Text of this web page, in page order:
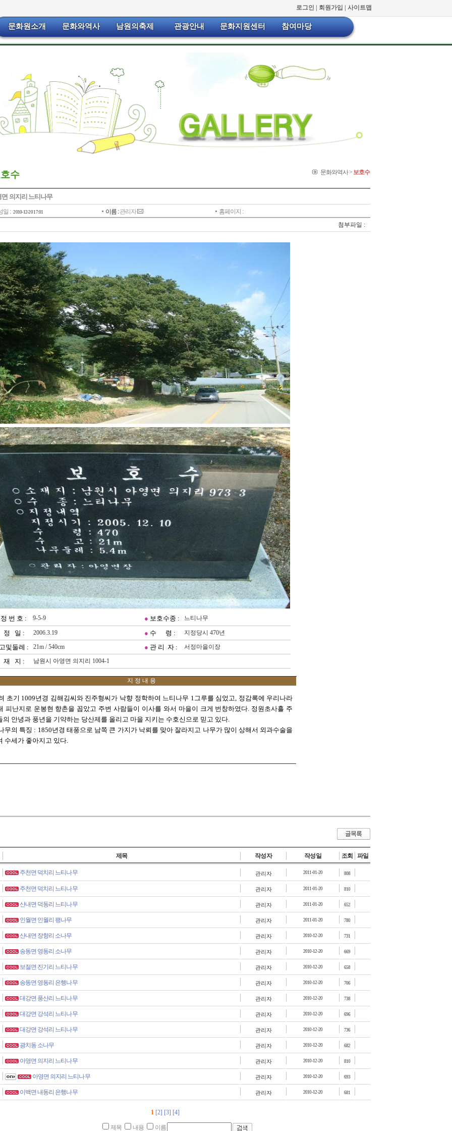
로그인 | 회원가입 | 사이트맵
문화원소개 문화와역사 남원의축제 관광안내 문화지원센터 참여마당
수 문화와역사 > 보호수
면 의지리 느티나무
일 : 2010-12-20 17:01 이름 :관리자
홈페이지 :
첨부파일 :
번 호 : 9-5-9 ● 보호수종 : 느티나무
정 일 : 2006.3.19 ● 수 령 : 지정당시 470년
및둘레 : 21m / 540cm ● 관 리 자 : 서정마을이장
재 지 : 남원시 아영면 의지리 1004-1
지 정 내 용
초기 1009년경 김해김씨와 진주형씨가 낙향 정학하여 느티나무 1그루를 심었고, 정감록에 우리나라
피난지로 운봉현 향촌을 꼽았고 주변 사람들이 이사를 와서 마을이 크게 번창하였다. 정원초사흘 주
의 안녕과 풍년을 기약하는 당산제를 올리고 마을 지키는 수호신으로 믿고 있다.
무의 특징 : 1850년경 태풍으로 남쪽 큰 가지가 낙뢰를 맞아 잘라지고 나무가 많이 상해서 외과수술을
수세가 좋아지고 있다.
제목 작성자 작성일 조회 파일
주천면 덕치리 느티나무 관리자 2011-01-20 808
주천면 덕치리 느티나무 관리자 2011-01-20 810
산내면 덕동리 느티나무 관리자 2011-01-20 652
인월면 인월리 팽나무 관리자 2011-01-20 780
산내면 장항리 소나무 관리자 2010-12-20 731
송동면 영동리 소나무 관리자 2010-12-20 669
보절면 진기리 느티나무 관리자 2010-12-20 658
송동면 영동리 은행나무 관리자 2010-12-20 706
대강면 풍산리 느티나무 관리자 2010-12-20 738
대강면 강석리 느티나무 관리자 2010-12-20 696
대강면 강석리 느티나무 관리자 2010-12-20 736
광치동 소나무 관리자 2010-12-20 682
아영면 의지리 느티나무 관리자 2010-12-20 810
아영면 의지리 느티나무 관리자 2010-12-20 693
이백면 내동리 은행나무 관리자 2010-12-20 681
1 [2] [3] [4]
제목 내용 이름